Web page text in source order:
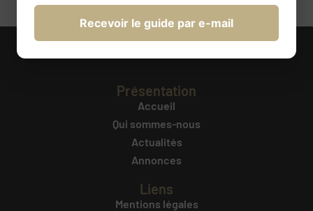
Présentation
Accueil
Qui sommes-nous
Actualités
Annonces
Liens
Mentions légales
Recevoir le guide par e-mail